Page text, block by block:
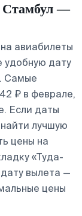
Стамбул —
авиабилеты
удобную дату
Самые
₽ в феврале,
Если даты
лучшую
цены на
«Туда-
вылета —
цены